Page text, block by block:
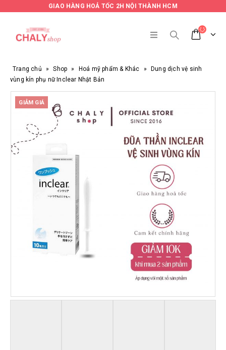
GIAO HÀNG HOẢ TỐC 2H NỘI THÀNH HCM
Trang chủ » Shop » Hoá mỹ phẩm & Khác »
Dung dịch vệ sinh
vùng kín phụ nữ Inclear Nhật Bản
GIẢM GIÁ